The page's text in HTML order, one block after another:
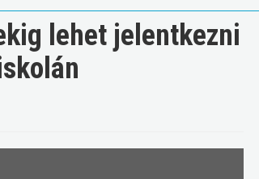
lehet jelentkezni